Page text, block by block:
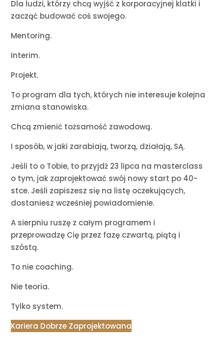
Dla ludzi, którzy chcą wyjść z korporacyjnej klatki i
zacząć budować coś swojego.
Mentoring.
Interim.
Projekt.
To program dla tych, których nie interesuje kolejna
zmiana stanowiska.
Chcą zmienić tożsamość zawodową.
I sposób, w jaki zarabiają, tworzą, działają, SĄ.
Jeśli to o Tobie, to przyjdź 23 lipca na masterclass
o tym, jak zaprojektować swój nowy start po 40-
stce. Jeśli zapiszesz się na listę oczekujących,
dostaniesz wcześniej powiadomienie.
A sierpniu ruszę z całym programem i
przeprowadzę Cię przez fazę czwartą, piątą i
szóstą.
To nie coaching.
Nie teoria.
Tylko system.
Kariera Dobrze Zaprojektowana